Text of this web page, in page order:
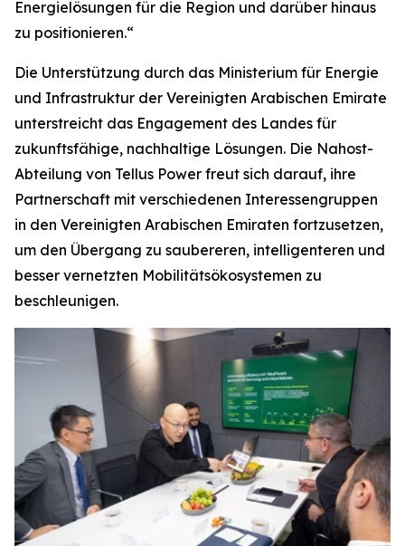
Energielösungen für die Region und darüber hinaus
zu positionieren.“
Die Unterstützung durch das Ministerium für Energie
und Infrastruktur der Vereinigten Arabischen Emirate
unterstreicht das Engagement des Landes für
zukunftsfähige, nachhaltige Lösungen. Die Nahost-
Abteilung von Tellus Power freut sich darauf, ihre
Partnerschaft mit verschiedenen Interessengruppen
in den Vereinigten Arabischen Emiraten fortzusetzen,
um den Übergang zu saubereren, intelligenteren und
besser vernetzten Mobilitätsökosystemen zu
beschleunigen.